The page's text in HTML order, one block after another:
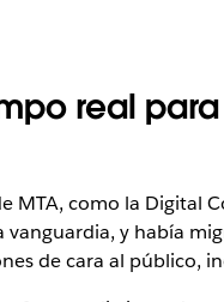
real
MTA, como la
y había
de cara al público,